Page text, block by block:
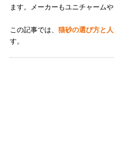
ます。メーカーもユニチャーム
この記事では、 猫砂の選び方と
す。